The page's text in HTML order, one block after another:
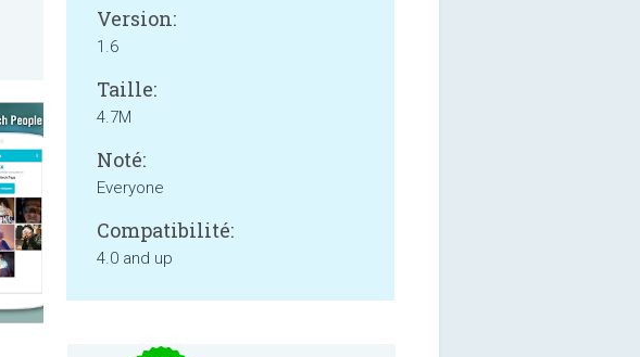
Version:
1.6
Taille:
4.7M
Noté:
Everyone
Compatibilité:
4.0 and up